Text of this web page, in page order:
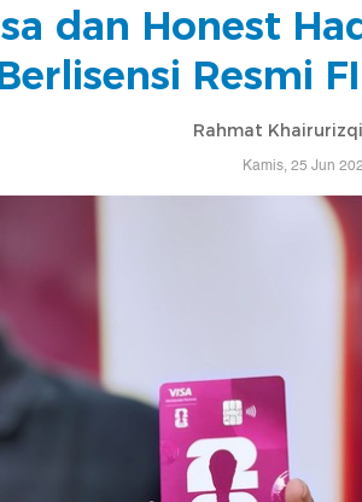
dan Honest
Resmi
Rahmat
Kamis, 25 Jun